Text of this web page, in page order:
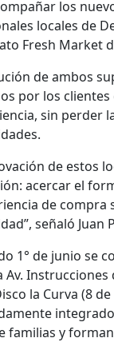
los
locales de
Fresh Market
de ambos
por los
sin perder
de estos
acercar el
de compra
señaló Juan
1° de junio se
Av.
la Curva (8
familias y